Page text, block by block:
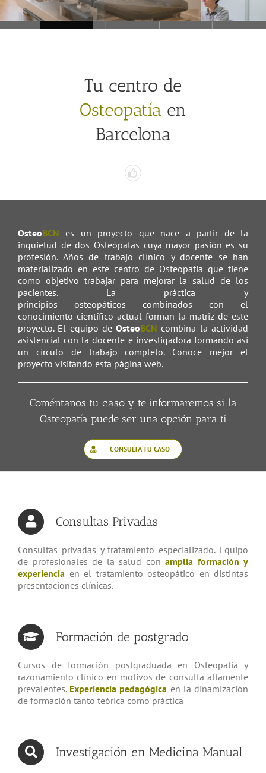
Tu centro de
Osteopatía en
Barcelona
OsteoBCN es un proyecto que nace a partir de la
inquietud de dos Osteópatas cuya mayor pasión es su
profesión. Años de trabajo clínico y docente se han
materializado en este centro de Osteopatía que tiene
como objetivo trabajar para mejorar la salud de los
pacientes. La práctica y
principios osteopáticos combinados con el
conocimiento científico actual forman la matriz de este
proyecto. El equipo deOsteoBCN combina la actividad
asistencial con la docente e investigadora formando así
un círculo de trabajo completo. Conoce mejor el
proyecto visitando esta página web.
Coméntanos tu caso y te informaremos si la
Osteopatía puede ser una opción para tí
CONSULTA TU CASO
Consultas Privadas
Consultas privadas y tratamiento especializado. Equipo
de profesionales de la salud con amplia formación y
experiencia en el tratamiento osteopático en distintas
presentaciones clínicas.
Formación de postgrado
Cursos de formación postgraduada en Osteopatía y
razonamiento clínico en motivos de consulta altamente
prevalentes. Experiencia pedagógica en la dinamización
de formación tanto teórica como práctica
Investigación en Medicina Manual